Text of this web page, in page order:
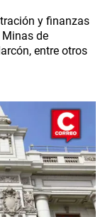
y finanzas
Minas de
entre otros